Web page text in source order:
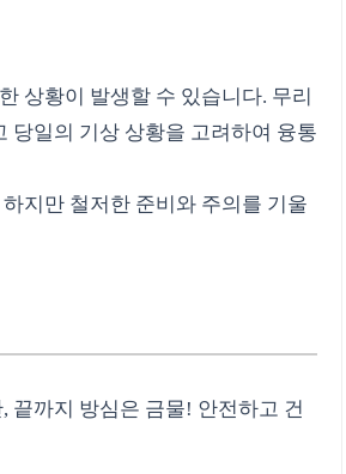
상황이 발생할 수 있습니다. 무리
당일의 기상 상황을 고려하여 융통
지만 철저한 준비와 주의를 기울
끝까지 방심은 금물! 안전하고 건